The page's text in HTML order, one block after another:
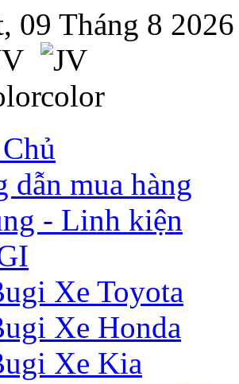
09 Tháng 8 2026
dẫn mua hàng
- Linh kiện
Xe Toyota
Xe Honda
Xe Kia